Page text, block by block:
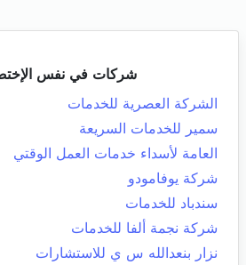
شركات في نفس
الشركة العصرية للخدمات
سمير للخدمات السريعة
العامة لأسداء خدمات العمل الوقتي
شركة يوفامودو
سندباد للخدمات
شركة نجمة ألفا للخدمات
نزار بنعدالله س ي للاستشارات